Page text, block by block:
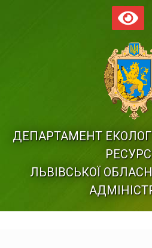
ДЕПАРТАМЕНТ
ЛЬВІВСЬКОЇ